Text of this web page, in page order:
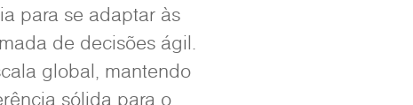
para se adaptar às
de decisões ágil.
global, mantendo
sólida para o